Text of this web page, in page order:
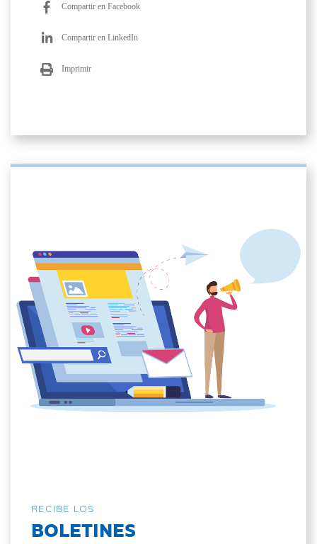
Compartir en Facebook
Compartir en LinkedIn
Imprimir
RECIBE LOS
BOLETINES